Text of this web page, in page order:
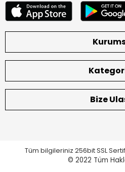
Bize
Tüm bilgileriniz 256bit SSL
© 2022 Tüm